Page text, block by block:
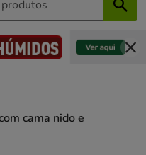
cama nido e